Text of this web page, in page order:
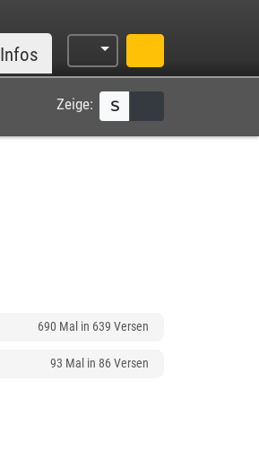
Infos
Zeige: S
690 Mal in 639 Versen
93 Mal in 86 Versen